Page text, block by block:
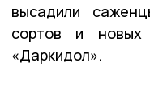
высадили
сортов и новых
«Даркидол».